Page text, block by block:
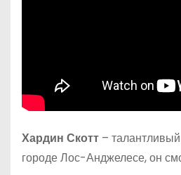
Хардин Скотт –
городе Лос-Анджелесе, он